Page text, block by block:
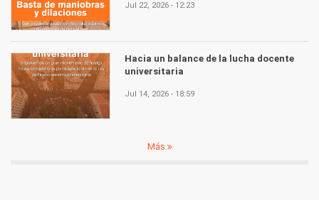
Jul 22, 2026 - 12:23
Hacia un balance de la lucha docente
universitaria
Jul 14, 2026 - 18:59
Más